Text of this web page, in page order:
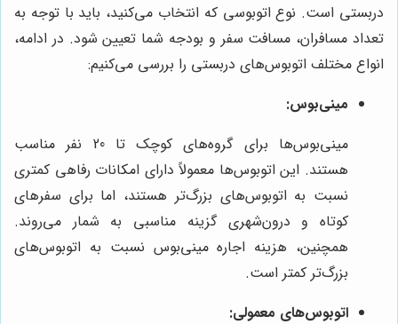
دربستی است. نوع اتوبوسی که انتخاب می‌کنید، باید با توجه به
تعداد مسافران، مسافت سفر و بودجه شما تعیین شود. در ادامه،
انواع مختلف اتوبوس‌های دربستی را بررسی می‌کنیم:
مینی‌بوس:
مینی‌بوس‌ها برای گروه‌های کوچک تا 20 نفر مناسب
هستند. این اتوبوس‌ها معمولاً دارای امکانات رفاهی کمتری
نسبت به اتوبوس‌های بزرگ‌تر هستند، اما برای سفرهای
کوتاه و درون‌شهری گزینه مناسبی به شمار می‌روند.
همچنین، هزینه اجاره مینی‌بوس نسبت به اتوبوس‌های
بزرگ‌تر کمتر است.
اتوبوس‌های معمولی: